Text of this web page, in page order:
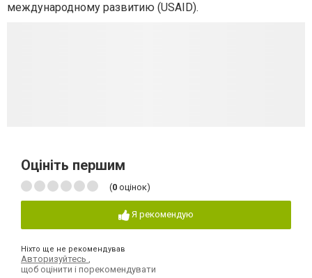
международному развитию (USAID).
Оцініть першим
(0 оцінок)
Я рекомендую
Ніхто ще не рекомендував
Авторизуйтесь
щоб оцінити і порекомендувати